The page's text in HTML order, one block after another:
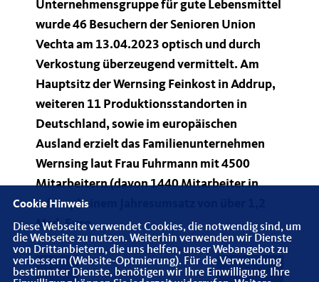
Unternehmensgruppe für gute Lebensmittel
wurde 46 Besuchern der Senioren Union
Vechta am 13.04.2023 optisch und durch
Verkostung überzeugend vermittelt. Am
Hauptsitz der Wernsing Feinkost in Addrup,
weiteren 11 Produktionsstandorten in
Deutschland, sowie im europäischen
Ausland erzielt das Familienunternehmen
Wernsing laut Frau Fuhrmann mit 4500
Mitarbeitern (davon 1440 Mitarbeiter in
Addrup) einem Jahresumsatz von über 1,2
Mrd. Euro.
Cookie Hinweis
Diese Webseite verwendet Cookies, die notwendig sind, um
die Webseite zu nutzen. Weiterhin verwenden wir Dienste
von Drittanbietern, die uns helfen, unser Webangebot zu
verbessern (Website-Optmierung). Für die Verwendung
bestimmter Dienste, benötigen wir Ihre Einwilligung. Ihre